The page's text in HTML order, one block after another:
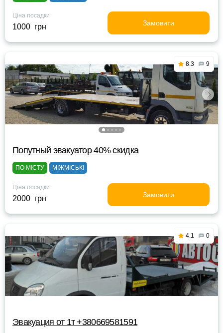
Ціна посадки
1000 грн Замовити
8.3 9
Попутный эвакуатор 40% скидка
ПО МІСТУ МІЖМІСЬКІ
Ціна посадки
2000 грн Замовити
4.1 0
Эвакуация от 1т +380669581591